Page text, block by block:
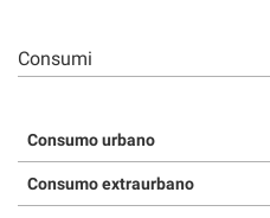
Consumi
Consumo urbano
Consumo extraurbano